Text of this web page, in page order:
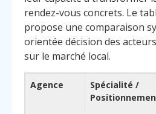
rendez-vous concrets. Le
propose une comparaison
orientée décision des
sur le marché local.
Agence
Spécialité /